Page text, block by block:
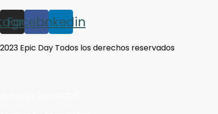
Facebook
Linkedin
2023 Epic Day Todos los derechos reservados